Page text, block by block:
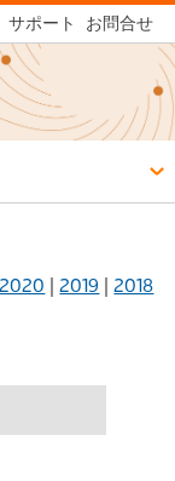
サポート お問合せ
2020 |2019 |2018